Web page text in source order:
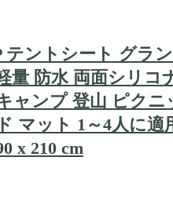
テントシート グラン
量 防水 両面シリコ
ャンプ 登山 ピクニ
マット 1～4人に適
x 210 cm